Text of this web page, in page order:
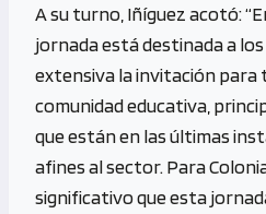
A su turno, Iñíguez acotó:
jornada está destinada a
extensiva la invitación para
comunidad educativa,
que están en las últimas
afines al sector. Para
significativo que esta